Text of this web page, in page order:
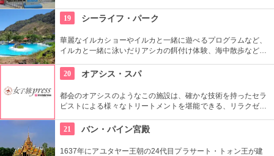
チックなソウルの夜景を水上から眺めることができます。
19 シーライフ・パーク
華麗なイルカショーやイルカと一緒に遊べるプログラムなど、
イルカと一緒に泳いだりアシカの餌付け体験、海中散歩など、
ヌイグルミやTシャツなどオリジナルグッズも人気です。
20 オアシス・スパ
都会のオアシスのようなこの施設は、確かな技術を持ったセラ
ピストによる様々なトリートメントを堪能できる、リラクゼー
り、たくさんの欧米人やタイの有名人も来店しています。
21 バン・パイン宮殿
1637年にアユタヤー王朝の24代目プラサート・トォン王が建